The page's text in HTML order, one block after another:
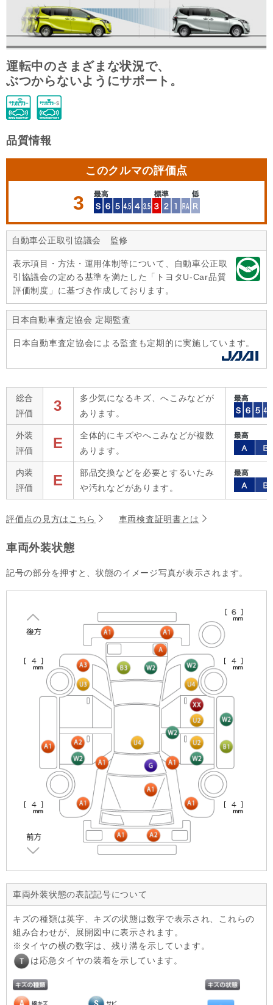
運転中のさまざまな状況で、
ぶつからないようにサポート。
品質情報
このクルマの評価点
3
自動車公正取引協議会 監修
表示項目・方法・運用体制等について、自動車公正取
引協議会の定める基準を満たした「トヨタU-Car品質
評価制度」に基づき作成しております。
日本自動車査定協会 定期監査
日本自動車査定協会による監査も定期的に実施しています。
総合
評価
3
多少気になるキズ、へこみなどが
あります。
外装
評価
E
全体的にキズやへこみなどが複数
あります。
内装
評価
E
部品交換などを必要とするいたみ
や汚れなどがあります。
評価点の見方はこちら 車両検査証明書とは
車両外装状態
記号の部分を押すと、状態のイメージ写真が表示されます。
車両外装状態の表記記号について
キズの種類は英字、キズの状態は数字で表示され、これらの
組み合わせが、展開図中に表示されます。
タイヤの横の数字は、残り溝を示しています。
は応急タイヤの装着を示しています。